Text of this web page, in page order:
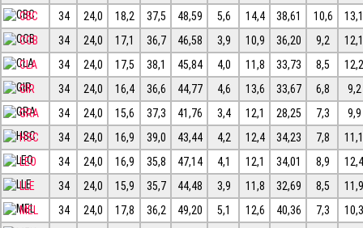
CBC
34 24,0 18,2 37,5 48,59 5,6 14,4 38,61 10,6
CCB
34 24,0 17,1 36,7 46,58 3,9 10,9 36,20 9,2
CLA
34 24,0 17,5 38,1 45,84 4,0 11,8 33,73 8,5
GIR
34 24,0 16,4 36,6 44,77 4,6 13,6 33,67 6,8
9,2
GRA
34 24,0 15,6 37,3 41,76 3,4 12,1 28,25 7,3
9,9
HSC
34 24,0 16,9 39,0 43,44 4,2 12,4 34,23 7,8
LEO
34 24,0 16,9 35,8 47,14 4,1 12,1 34,01 8,9
LLE
34 24,0 15,9 35,7 44,48 3,9 11,8 32,69 8,5
MEL
34 24,0 17,8 36,2 49,20 5,1 12,6 40,36 7,3